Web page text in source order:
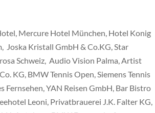
Mercure Hotel München, Hotel Konig
Joska Kristall GmbH & Co.KG, Star
Schweiz, Audio Vision Palma, Artist
KG, BMW Tennis Open, Siemens Tennis
Fernsehen, YAN Reisen GmbH, Bar Bistro
Leoni, Privatbrauerei J.K. Falter KG,